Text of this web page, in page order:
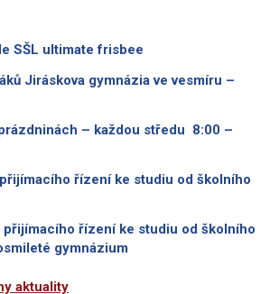
SŠL ultimate frisbee
Jiráskova gymnázia ve vesmíru –
– každou středu 8:00 –
řízení ke studiu od školního
přijímacího řízení ke studiu od školního
gymnázium
aktuality